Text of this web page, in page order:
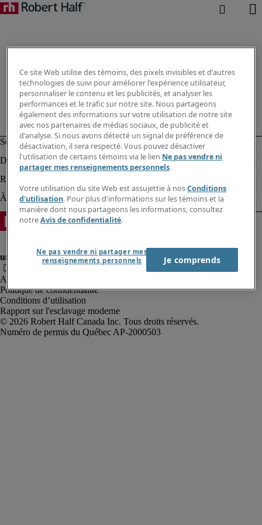
Alerte à la fraude
Politique de confidentialité
Conditions d’utilisation
Rapport sur l'esclavage moderne
Robert Half Canada Inc. Tous droits réservés.
Ce site Web utilise des témoins, des pixels invisibles et d'autres
technologies de suivi pour améliorer l'expérience utilisateur,
personnaliser le contenu et les publicités, et analyser les
performances et le trafic sur notre site. Nous partageons
également des informations sur votre utilisation de notre site
avec nos partenaires de médias sociaux, de publicité et
d'analyse. Si nous avons détecté un signal de préférence de
désactivation, il sera respecté. Vous pouvez désactiver
l'utilisation de certains témoins via le lien Ne pas vendre ni
partager mes renseignements personnels.
Votre utilisation du site Web est assujettie à nosConditions
d'utilisation. Pour plus d'informations sur les témoins et la
manière dont nous partageons les informations, consultez
notreAvis de confidentialité.
Ne pas vendre ni partager mes
renseignements personnels
Je comprends